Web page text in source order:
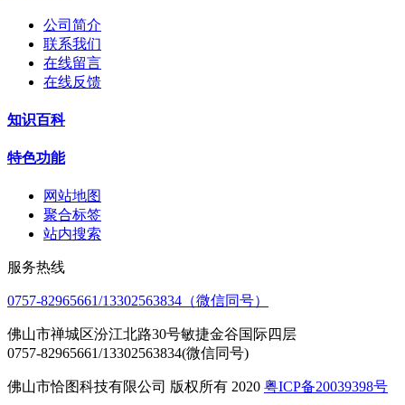
公司简介
联系我们
在线留言
在线反馈
知识百科
特色功能
网站地图
聚合标签
站内搜索
服务热线
0757-82965661/13302563834（微信同号）
佛山市禅城区汾江北路30号敏捷金谷国际四层
0757-82965661/13302563834(微信同号)
佛山市恰图科技有限公司 版权所有 2020 粤ICP备20039398号